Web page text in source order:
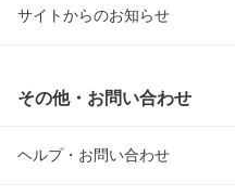
サイトからのお知らせ
その他・お問い合わせ
ヘルプ・お問い合わせ